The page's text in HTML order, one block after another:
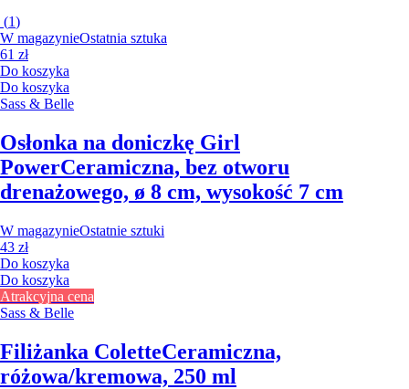
(1)
W magazynieOstatnia sztuka
61 zł
Do koszyka
Do koszyka
Sass & Belle
Osłonka na doniczkę Girl
PowerCeramiczna, bez otworu
drenażowego, ø 8 cm, wysokość 7 cm
W magazynieOstatnie sztuki
43 zł
Do koszyka
Do koszyka
Atrakcyjna cena
Sass & Belle
Filiżanka ColetteCeramiczna,
różowa/kremowa, 250 ml